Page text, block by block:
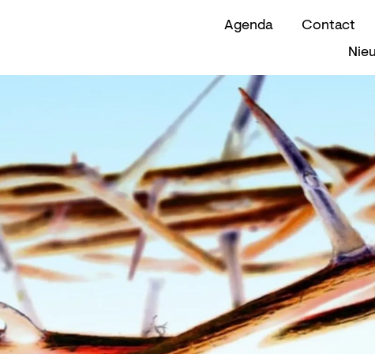
Agenda Contact